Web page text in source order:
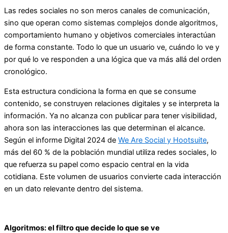
Las redes sociales no son meros canales de comunicación,
sino que operan como sistemas complejos donde algoritmos,
comportamiento humano y objetivos comerciales interactúan
de forma constante. Todo lo que un usuario ve, cuándo lo ve y
por qué lo ve responden a una lógica que va más allá del orden
cronológico.
Esta estructura condiciona la forma en que se consume
contenido, se construyen relaciones digitales y se interpreta la
información. Ya no alcanza con publicar para tener visibilidad,
ahora son las interacciones las que determinan el alcance.
Según el informe Digital 2024 de We Are Social y Hootsuite,
más del 60 % de la población mundial utiliza redes sociales, lo
que refuerza su papel como espacio central en la vida
cotidiana. Este volumen de usuarios convierte cada interacción
en un dato relevante dentro del sistema.
Algoritmos: el filtro que decide lo que se ve